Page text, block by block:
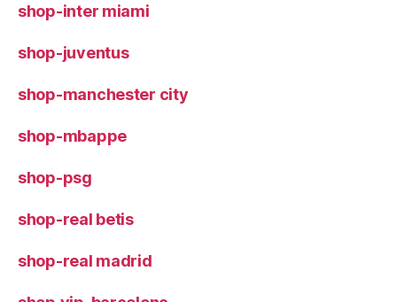
shop-inter miami
shop-juventus
shop-manchester city
shop-mbappe
shop-psg
shop-real betis
shop-real madrid